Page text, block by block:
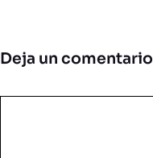
Deja un comentario